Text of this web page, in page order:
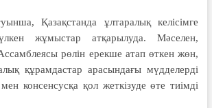
Қазақ­стан­да ұлтаралық келісімге
жұмыстар атқарылуда. Мәселен,
рөлін ерекше атап өткен жөн,
құрамдастар арасындағы мүдделерді
мен консенсусқа қол жеткізуде өте тиімді